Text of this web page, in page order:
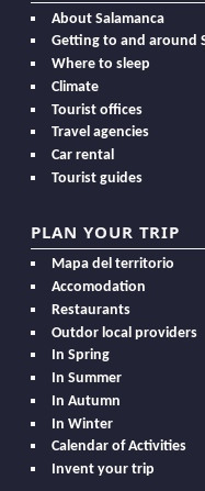
About Salamanca
Getting to and around
Where to sleep
Climate
Tourist offices
Travel agencies
Car rental
Tourist guides
PLAN YOUR TRIP
Mapa del territorio
Accomodation
Restaurants
Outdor local providers
In Spring
In Summer
In Autumn
In Winter
Calendar of Activities
Invent your trip